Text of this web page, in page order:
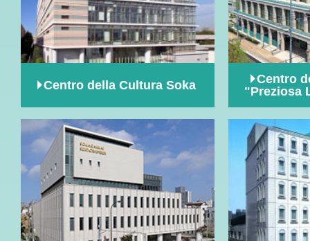
Centro della Cultura Soka
Centro
"Preziosa